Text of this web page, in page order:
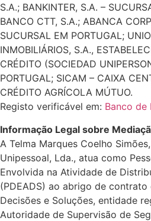
S.A.; BANKINTER, S.A. –
BANCO CTT, S.A.; ABANCA
SUCURSAL EM PORTUGAL;
INMOBILIÁRIOS, S.A.,
CRÉDITO (SOCIEDAD
PORTUGAL; SICAM – CAIXA
CRÉDITO AGRÍCOLA MÚTUO.
Registo verificável em: Banco de
Informação Legal sobre
A Telma Marques Coelho
Unipessoal, Lda., atua como
Envolvida na Atividade de
(PDEADS) ao abrigo de
Decisões e Soluções, entidade
Autoridade de Supervisão de